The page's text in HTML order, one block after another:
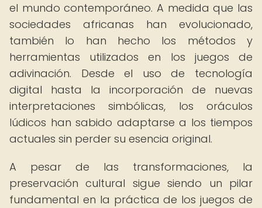
el mundo contemporáneo. A medida que las
sociedades africanas han evolucionado,
también lo han hecho los métodos y
herramientas utilizados en los juegos de
adivinación. Desde el uso de tecnología
digital hasta la incorporación de nuevas
interpretaciones simbólicas, los oráculos
lúdicos han sabido adaptarse a los tiempos
actuales sin perder su esencia original.
A pesar de las transformaciones, la
preservación cultural sigue siendo un pilar
fundamental en la práctica de los juegos de